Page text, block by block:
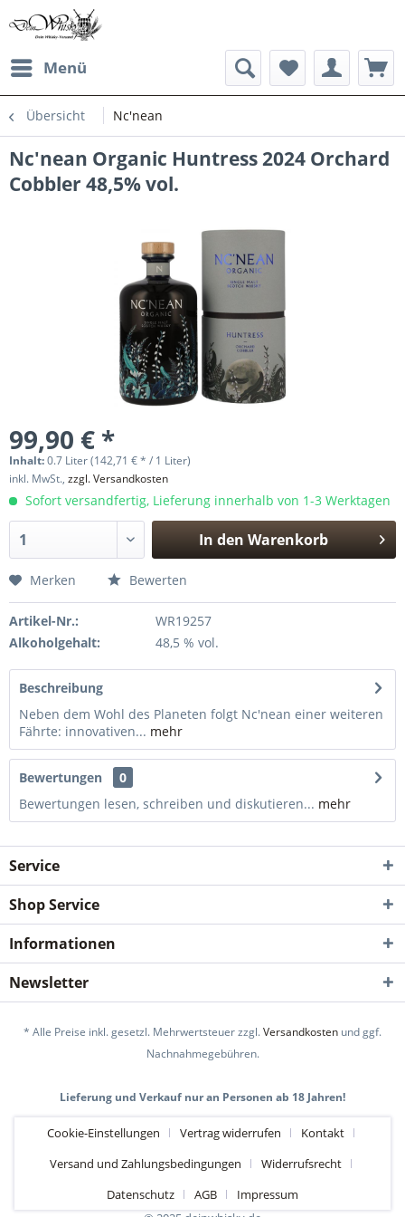
Menü
Übersicht Nc'nean
Nc'nean Organic Huntress 2024 Orchard
Cobbler 48,5% vol.
99,90 € *
Inhalt:0.7 Liter (142,71 € * / 1 Liter)
inkl. MwSt., zzgl. Versandkosten
Sofort versandfertig, Lieferung innerhalb von 1-3 Werktagen
In den Warenkorb
Merken Bewerten
Artikel-Nr.:
WR19257
Alkoholgehalt:
48,5 % vol.
Beschreibung
Neben dem Wohl des Planeten folgt Nc'nean einer weiteren
Fährte: innovativen... mehr
Bewertungen
0
Bewertungen lesen, schreiben und diskutieren... mehr
Service
Shop Service
Informationen
Newsletter
* Alle Preise inkl. gesetzl. Mehrwertsteuer zzgl.Versandkosten und ggf.
Nachnahmegebühren.
Lieferung und Verkauf nur an Personen ab 18 Jahren!
Cookie-Einstellungen Vertrag widerrufen
Kontakt
Versand und Zahlungsbedingungen
Widerrufsrecht
Datenschutz
AGB
Impressum